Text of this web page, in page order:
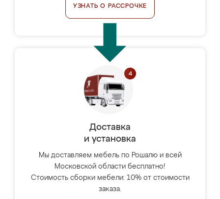
УЗНАТЬ О РАССРОЧКЕ
Доставка
и установка
Мы доставляем мебель по Рошалю и всей
Московской области бесплатно!
Стоимость сборки мебели: 10% от стоимости
заказа.